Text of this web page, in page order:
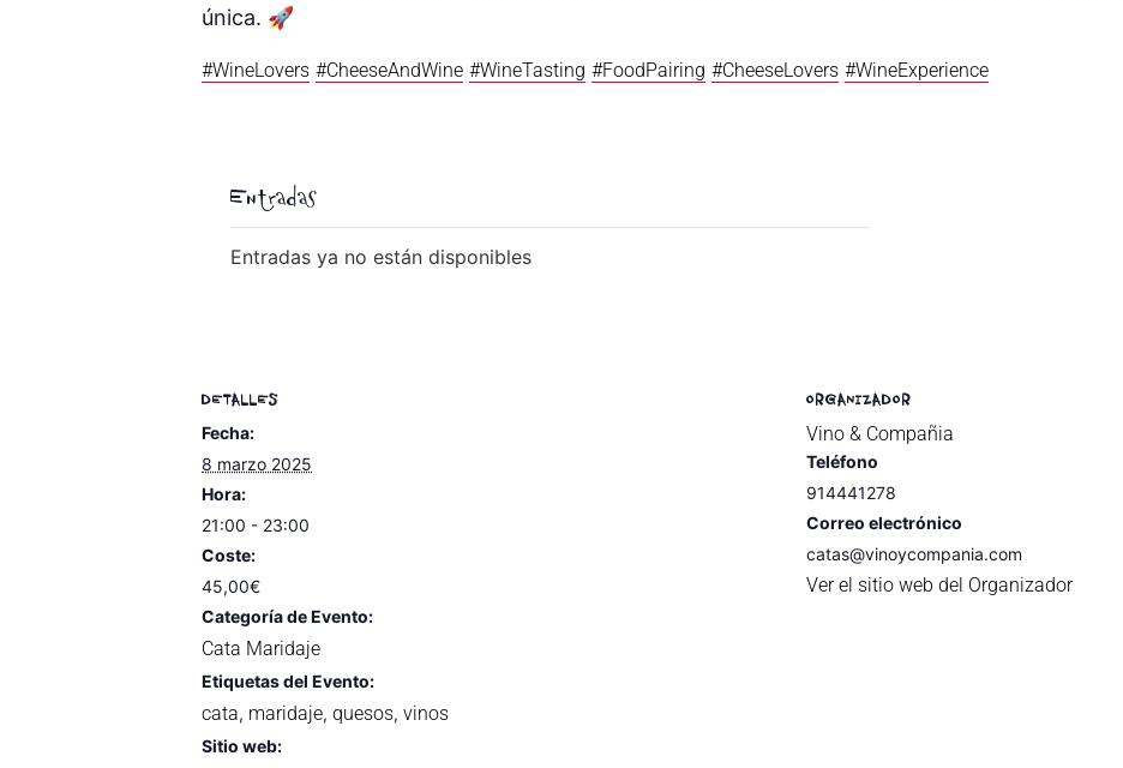
única. 🚀
#WineLovers #CheeseAndWine #WineTasting #FoodPairing #CheeseLovers #WineExperience
Entradas
Entradas ya no están disponibles
DETALLES
Fecha:
8 marzo 2025
Hora:
21:00 - 23:00
Coste:
45,00€
Categoría de Evento:
Cata Maridaje
Etiquetas del Evento:
cata, maridaje, quesos, vinos
Sitio web:
ORGANIZADOR
Vino & Compañia
Teléfono
914441278
Correo electrónico
catas@vinoycompania.com
Ver el sitio web del Organizador